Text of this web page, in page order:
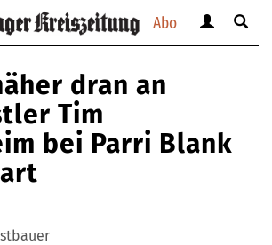
Abo
anzeigen
Suche
dran an
Tim
bei Parri Blank